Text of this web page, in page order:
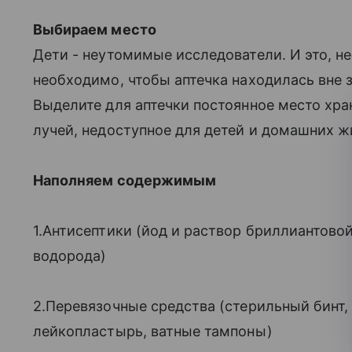
Выбираем место
Дети - неутомимые исследователи. И это,
необходимо, чтобы аптечка находилась вне
Выделите для аптечки постоянное место
лучей, недоступное для детей и домашних
Наполняем содержимым
1.Антисептики (йод и раствор
водорода)
2.Перевязочные средства (стерильный
лейкопластырь, ватные тампоны)